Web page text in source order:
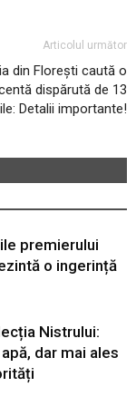
Articolul următor
din Florești caută o
dispărută de 13
Detalii importante!
premierului
o ingerință
Nistrului:
dar mai ales